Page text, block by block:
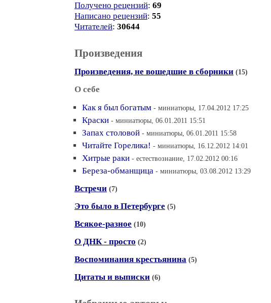
Получено рецензий: 69
Написано рецензий: 55
Читателей: 30644
Произведения
Произведения, не вошедшие в сборники (15)
О себе
Как я был богатым - миниатюры, 17.04.2012 17:25
Краски - миниатюры, 06.01.2011 15:51
Запах столовой - миниатюры, 06.01.2011 15:58
Читайте Горелика! - миниатюры, 16.12.2012 14:01
Хитрые раки - естествознание, 17.02.2012 00:16
Береза-обманщица - миниатюры, 03.08.2012 13:29
Встречи (7)
Это было в Петербурге (5)
Всякое-разное (10)
О ДНК - просто (2)
Воспоминания крестьянина (5)
Цитаты и выписки (6)